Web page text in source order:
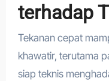
terhadap
Tekanan cepat
khawatir, terutama
siap teknis